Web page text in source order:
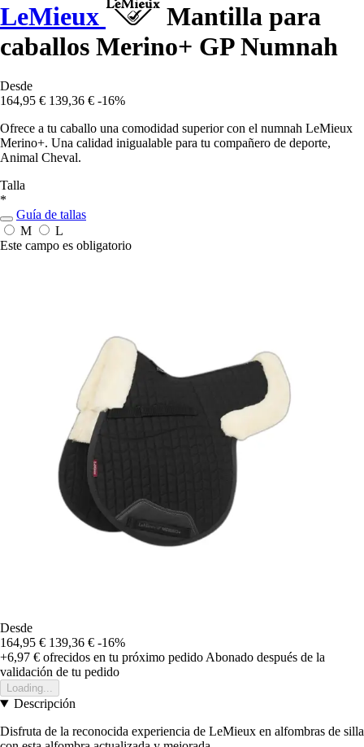
LeMieux
Mantilla para
caballos Merino+ GP Numnah
Desde
164,95 € 139,36 € -16%
Ofrece a tu caballo una comodidad superior con el numnah LeMieux
Merino+. Una calidad inigualable para tu compañero de deporte,
Animal Cheval.
Talla
*
Guía de tallas
M
L
Este campo es obligatorio
Desde
164,95 € 139,36 € -16%
+6,97 € ofrecidos en tu próximo pedido Abonado después de la
validación de tu pedido
Loading...
Descripción
Disfruta de la reconocida experiencia de LeMieux en alfombras de silla